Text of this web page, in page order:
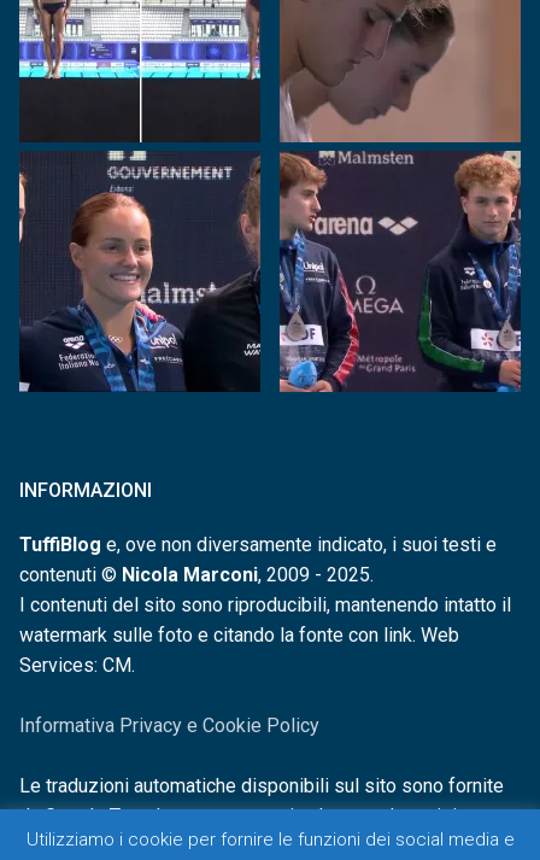
INFORMAZIONI
TuffiBlog e, ove non diversamente indicato, i suoi testi e
contenuti © Nicola Marconi, 2009 - 2025.
I contenuti del sito sono riproducibili, mantenendo intatto il
watermark sulle foto e citando la fonte con link. Web
Services: CM.
Informativa Privacy e Cookie Policy
Le traduzioni automatiche disponibili sul sito sono fornite
da Google Translate e non sono in alcun modo revisionate o
controllate.
Utilizziamo i cookie per fornire le funzioni dei social media e